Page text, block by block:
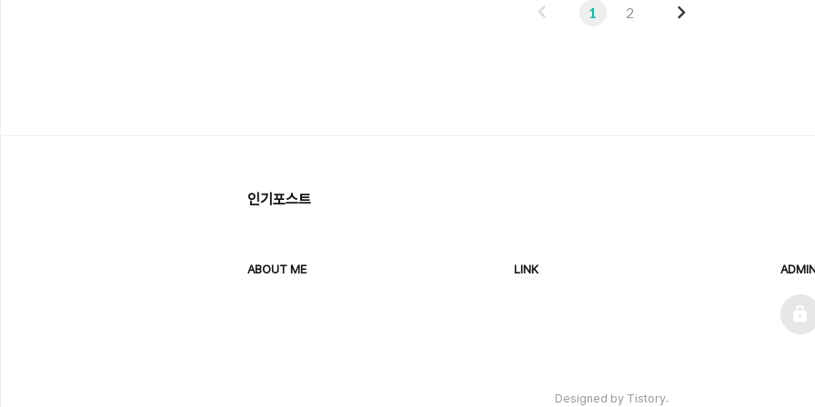
1 2
다
인기포스트
ABOUT ME LINK
admin
Designed by Tistory.